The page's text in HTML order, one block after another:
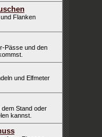
Flanken
Pässe und den
und Elfmeter
Stand oder
kannst.